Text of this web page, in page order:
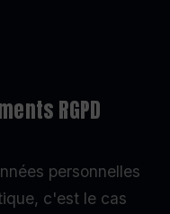
RGPD
personnelles
c'est le cas